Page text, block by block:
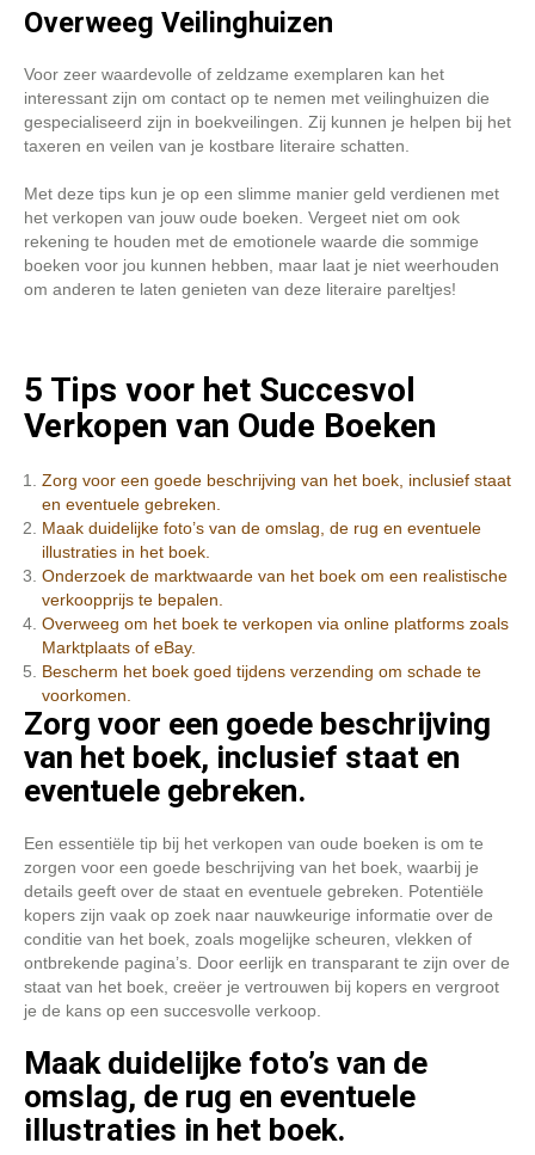
Overweeg Veilinghuizen
Voor zeer waardevolle of zeldzame exemplaren kan het
interessant zijn om contact op te nemen met veilinghuizen die
gespecialiseerd zijn in boekveilingen. Zij kunnen je helpen bij het
taxeren en veilen van je kostbare literaire schatten.
Met deze tips kun je op een slimme manier geld verdienen met
het verkopen van jouw oude boeken. Vergeet niet om ook
rekening te houden met de emotionele waarde die sommige
boeken voor jou kunnen hebben, maar laat je niet weerhouden
om anderen te laten genieten van deze literaire pareltjes!
5 Tips voor het Succesvol
Verkopen van Oude Boeken
Zorg voor een goede beschrijving van het boek, inclusief staat
en eventuele gebreken.
Maak duidelijke foto’s van de omslag, de rug en eventuele
illustraties in het boek.
Onderzoek de marktwaarde van het boek om een realistische
verkoopprijs te bepalen.
Overweeg om het boek te verkopen via online platforms zoals
Marktplaats of eBay.
Bescherm het boek goed tijdens verzending om schade te
voorkomen.
Zorg voor een goede beschrijving
van het boek, inclusief staat en
eventuele gebreken.
Een essentiële tip bij het verkopen van oude boeken is om te
zorgen voor een goede beschrijving van het boek, waarbij je
details geeft over de staat en eventuele gebreken. Potentiële
kopers zijn vaak op zoek naar nauwkeurige informatie over de
conditie van het boek, zoals mogelijke scheuren, vlekken of
ontbrekende pagina’s. Door eerlijk en transparant te zijn over de
staat van het boek, creëer je vertrouwen bij kopers en vergroot
je de kans op een succesvolle verkoop.
Maak duidelijke foto’s van de
omslag, de rug en eventuele
illustraties in het boek.